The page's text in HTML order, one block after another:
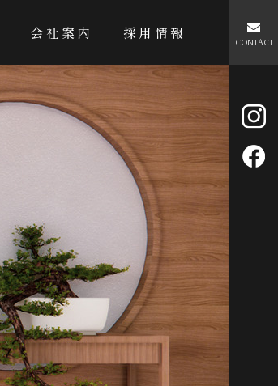
会社案内 採用情報
CONTACT